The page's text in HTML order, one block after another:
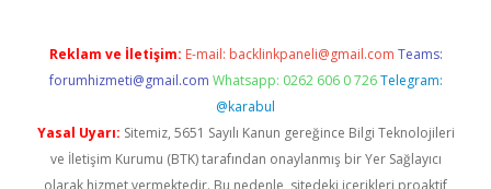
Reklam ve İletişim: E-mail: backlinkpaneli@gmail.com Teams:
forumhizmeti@gmail.com Whatsapp: 0262 606 0 726 Telegram:
@karabul
Yasal Uyarı: Sitemiz, 5651 Sayılı Kanun gereğince Bilgi Teknolojileri
ve İletişim Kurumu (BTK) tarafından onaylanmış bir Yer Sağlayıcı
olarak hizmet vermektedir. Bu nedenle, sitedeki içerikleri proaktif